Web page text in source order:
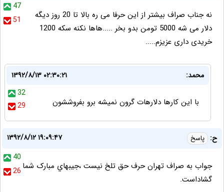
47
51
نه جناب صراف بیشتر از این حرفا می ره بالا تا 20 روز دیگه
دلار می شه 5000 تومن بدو بخر .....هاها نکنه سکه 1200
خریدی داری عزیزم.....
محمد:
۱۳۹۲/۸/۱۳ ۰۲:۳۰:۲۱
32
29
با این کارها دلارهات گرون نمیشه برو بفروششون
ح: پاسخ
۱۳۹۲/۸/۱۲ ۱۹:۰۹:۴۷
40
26 جواب به صراف تهران حرف حق تلخ نيست ،جيبهاي مبارک شما
گشاداست.